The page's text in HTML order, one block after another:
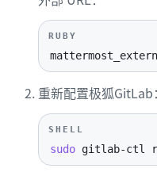
RUBY
重新配置极狐GitLab：
SHELL
sudo gitlab-ctl